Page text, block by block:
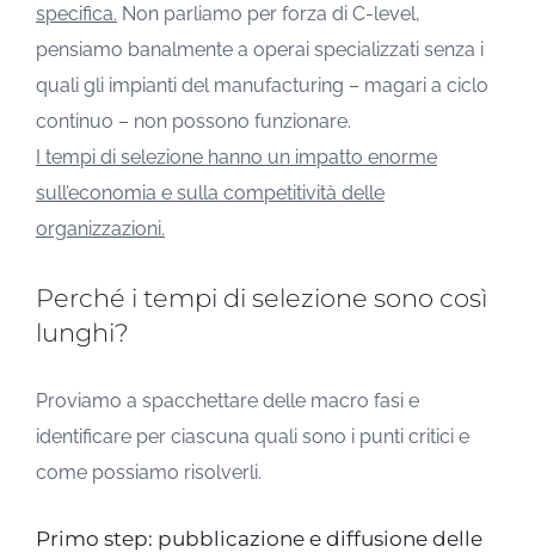
specifica. Non parliamo per forza di C-level,
pensiamo banalmente a operai specializzati senza i
quali gli impianti del manufacturing – magari a ciclo
continuo – non possono funzionare.
I tempi di selezione hanno un impatto enorme
sull’economia e sulla competitività delle
organizzazioni.
Perché i tempi di selezione sono così
lunghi?
Proviamo a spacchettare delle macro fasi e
identificare per ciascuna quali sono i punti critici e
come possiamo risolverli.
Primo step: pubblicazione e diffusione delle